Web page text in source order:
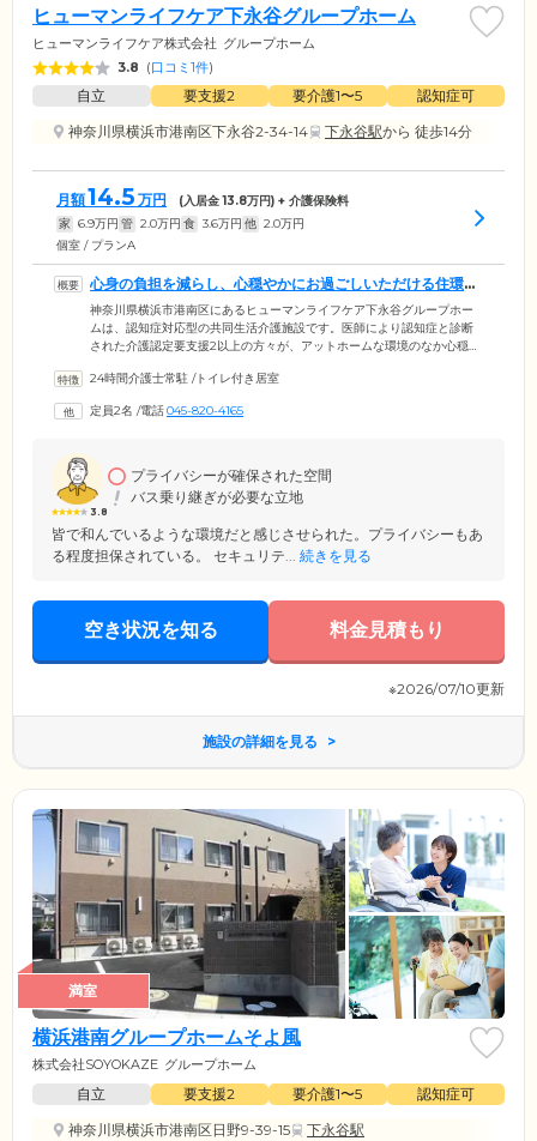
ヒューマンライフケア下永谷グループホーム
ヒューマンライフケア株式会社 グループホーム
3.8 (口コミ1件)
自立 要支援2 要介護1〜5
認知症可
神奈川県横浜市港南区下永谷2-34-14
下永谷駅から 徒歩14分
月額14.5 万円 (入居金13.8万円) + 介護保険料
家 6.9万円 管 2.0万円 食 3.6万円 他 2.0万円
個室 / プランA
心身の負担を減らし、心穏やかにお過ごしいただける住環境
です
神奈川県横浜市港南区にあるヒューマンライフケア下永谷グループホー
ムは、認知症対応型の共同生活介護施設です。医師により認知症と診断
された介護認定要支援2以上の方々が、アットホームな環境のなか心穏や
ご入居者様お一人おひとりの日常生活をサポート。また、足腰に不安が
リー構造の快適な居住環境をご用意しています。お体の負担を減らし、
24時間介護士常駐 /トイレ付き居室
定員2名 /電話045-820-4165
3.8
プライバシーが確保された空間
バス乗り継ぎが必要な立地
皆で和んでいるような環境だと感じさせられた。プライバシーもあ
る程度担保されている。 セキュリテ... 続きを見る
空き状況を知る 料金見積もり
※2026/07/10更新
施設の詳細を見る
満室
横浜港南グループホームそよ風
株式会社SOYOKAZE グループホーム
自立 要支援2 要介護1〜5
認知症可
神奈川県横浜市港南区日野9-39-15
下永谷駅